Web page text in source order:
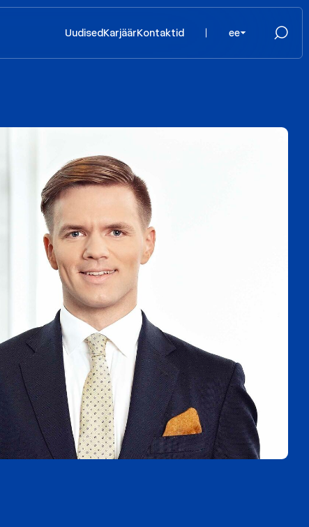
UudisedKarjäärKontaktid ee